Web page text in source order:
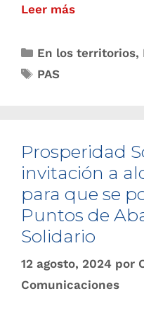
Leer más
En los territorios,
PAS
Prosperidad
invitación a
para que se
Puntos de
Solidario
12 agosto, 2024 por
Comunicaciones